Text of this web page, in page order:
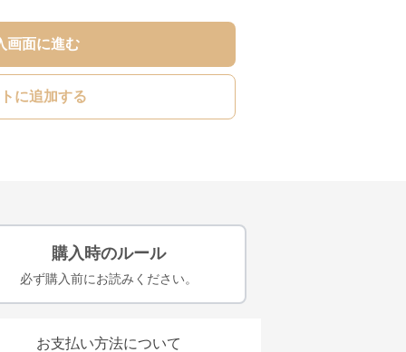
画面に進む
に追加する
購入時のルール
必ず購入前にお読みください。
お支払い方法について